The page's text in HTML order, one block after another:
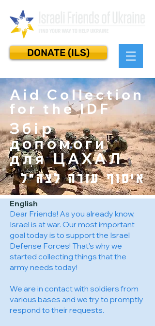
DONATE (ILS)
Aid Collection
for the IDF
Збір
допомоги
для ЦАХАЛ
איסוף עזרה לצה״ל
English
Dear Friends! As you already know,
Israel is at war. Our most important
goal today is to support the Israel
Defense Forces! That's why we
started collecting things that the
army needs today!
We are in contact with soldiers from
various bases and we try to promptly
respond to their requests.